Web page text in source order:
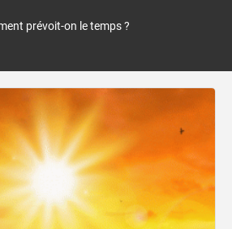
prévoit-on le temps ?